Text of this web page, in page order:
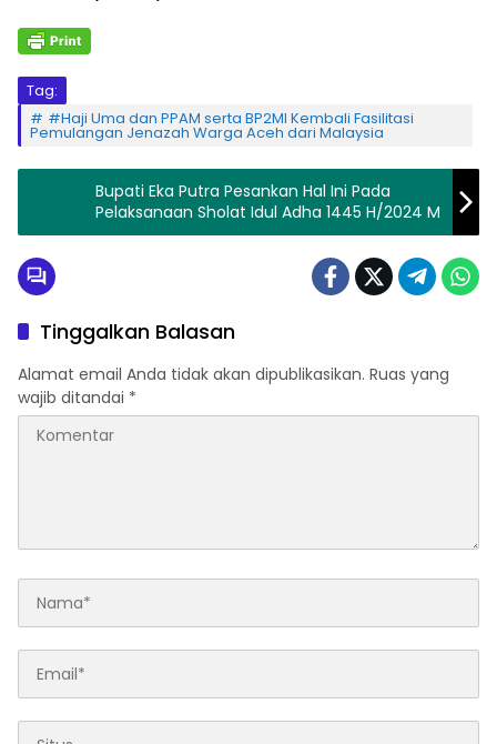
Tag:
#Haji Uma dan PPAM serta BP2MI Kembali Fasilitasi
Pemulangan Jenazah Warga Aceh dari Malaysia
Bupati Eka Putra Pesankan Hal Ini Pada
Pelaksanaan Sholat Idul Adha 1445 H/2024 M
Tinggalkan Balasan
Alamat email Anda tidak akan dipublikasikan. Ruas yang
wajib ditandai *